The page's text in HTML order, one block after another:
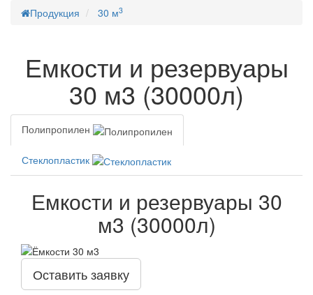
Продукция 30 м3
Емкости и резервуары
30 м3 (30000л)
Полипропилен
Стеклопластик
Емкости и резервуары 30
м3 (30000л)
Оставить заявку